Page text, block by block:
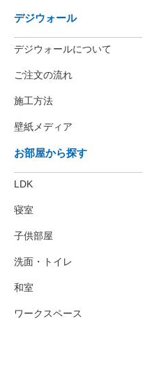
デジウォール
デジウォールについて
ご注文の流れ
施工方法
壁紙メディア
お部屋から探す
LDK
寝室
子供部屋
洗面・トイレ
和室
ワークスペース